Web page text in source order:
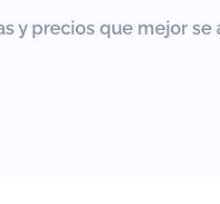
y precios que mejor se